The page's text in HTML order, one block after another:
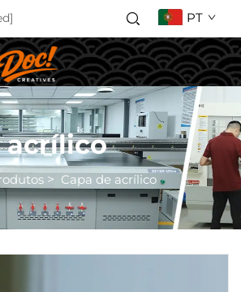
PT
SOLICITAR ORÇAMENTO
acrílico
> Capa de acrílico